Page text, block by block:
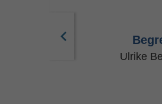
die Frauen
Ulrike